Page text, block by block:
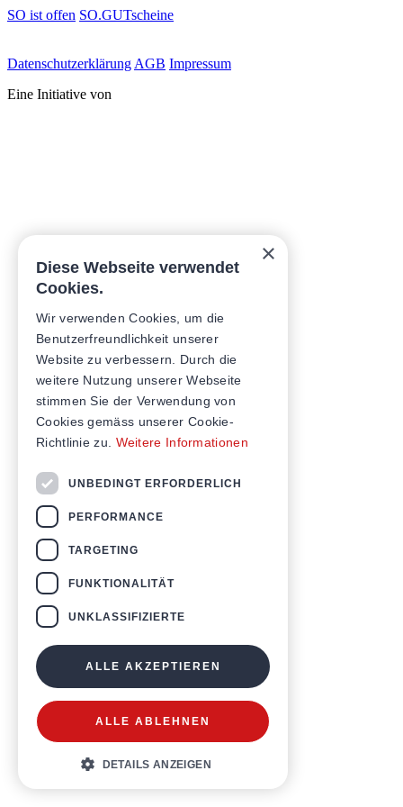
SO ist offen SO.GUTscheine
Daten­schutz­erklärung AGB Impressum
Eine Initiative von
×
Diese Webseite verwendet
Cookies.
Wir verwenden Cookies, um die
Benutzerfreundlichkeit unserer
Website zu verbessern. Durch die
weitere Nutzung unserer Webseite
stimmen Sie der Verwendung von
Cookies gemäss unserer Cookie-
Richtlinie zu. Weitere Informationen
UNBEDINGT ERFORDERLICH
PERFORMANCE
TARGETING
FUNKTIONALITÄT
UNKLASSIFIZIERTE
ALLE AKZEPTIEREN
ALLE ABLEHNEN
DETAILS ANZEIGEN